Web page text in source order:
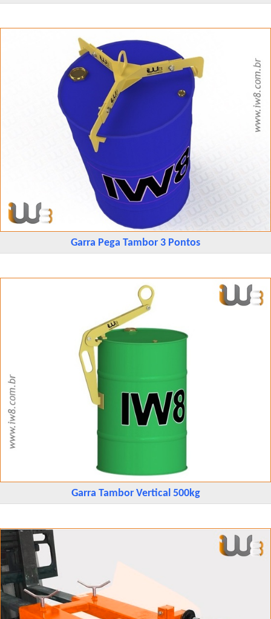
Garra Pega Tambor 3 Pontos
Garra Tambor Vertical 500kg